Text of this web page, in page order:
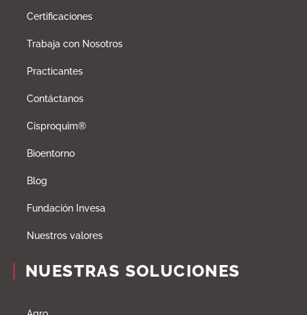
Certificaciones
Trabaja con Nosotros
Practicantes
Contáctanos
Cisproquim®
Bioentorno
Blog
Fundación Invesa
Nuestros valores
NUESTRAS SOLUCIONES